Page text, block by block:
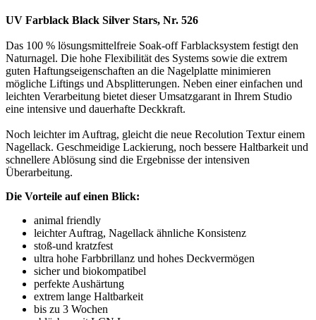
UV Farblack Black Silver Stars, Nr. 526
Das 100 % lösungsmittelfreie Soak-off Farblacksystem festigt den
Naturnagel. Die hohe Flexibilität des Systems sowie die extrem
guten Haftungseigenschaften an die Nagelplatte minimieren
mögliche Liftings und Absplitterungen. Neben einer einfachen und
leichten Verarbeitung bietet dieser Umsatzgarant in Ihrem Studio
eine intensive und dauerhafte Deckkraft.
Noch leichter im Auftrag, gleicht die neue Recolution Textur einem
Nagellack. Geschmeidige Lackierung, noch bessere Haltbarkeit und
schnellere Ablösung sind die Ergebnisse der intensiven
Überarbeitung.
Die Vorteile auf einen Blick:
animal friendly
leichter Auftrag, Nagellack ähnliche Konsistenz
stoß-und kratzfest
ultra hohe Farbbrillanz und hohes Deckvermögen
sicher und biokompatibel
perfekte Aushärtung
extrem lange Haltbarkeit
bis zu 3 Wochen